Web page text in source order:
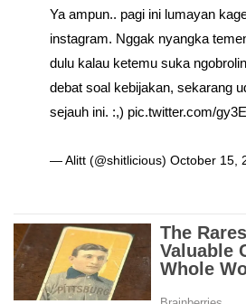
Ya ampun.. pagi ini lumayan
instagram. Nggak nyangka
dulu kalau ketemu suka
debat soal kebijakan, sekarang
sejauh ini. :,) pic.twitter.com/
— Alitt (@shitlicious) October 15,